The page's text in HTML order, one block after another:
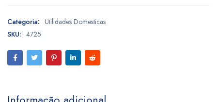
Categoria: Utilidades Domesticas
SKU: 4725